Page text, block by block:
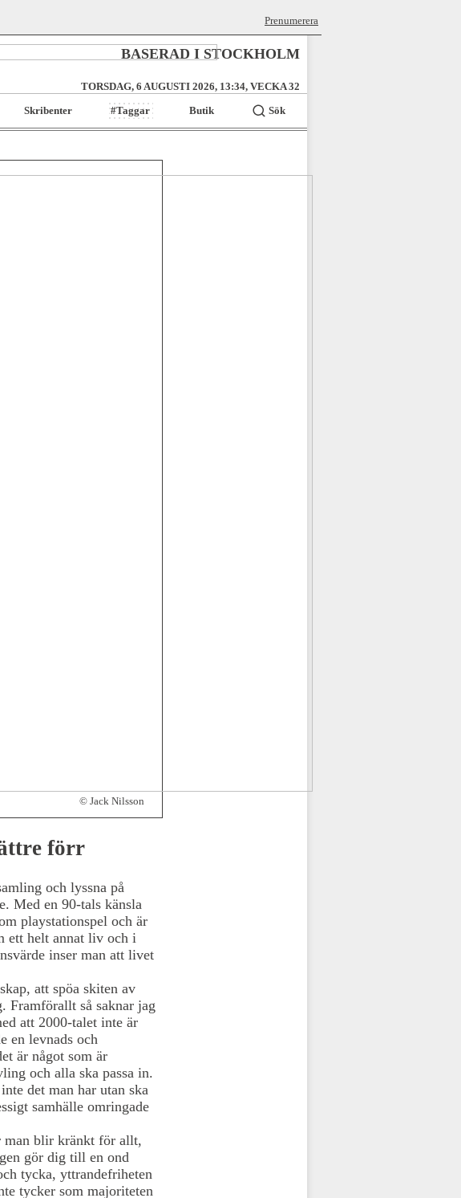
Prenumerera
BASERAD I STOCKHOLM
TORSDAG, 6 AUGUSTI 2026, 13:34, VECKA 32
Skribenter #Taggar Butik Sök
© Jack Nilsson
förr
och lyssna på
Med en 90-tals känsla
playstationspel och är
ett helt annat liv och i
inser man att livet
att spöa skiten av
Framförallt så saknar jag
att 2000-talet inte är
en levnads och
är något som är
och alla ska passa in.
det man har utan ska
samhälle omringade
man blir kränkt för allt,
gör dig till en ond
tycka, yttrandefriheten
tycker som majoriteten